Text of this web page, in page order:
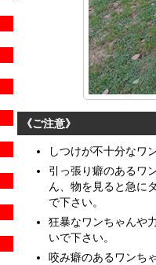
《ご注意》
しつけが不十分なワ
引っ張り癖のあるワ
ん、物を見ると急に
で下さい。
狂暴なワンちゃんや
いで下さい。
咬み癖のあるワンち